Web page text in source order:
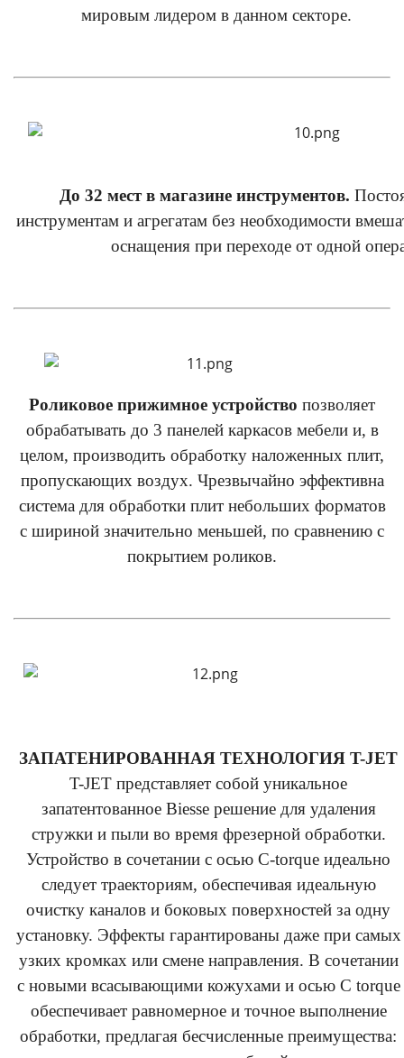
мировым лидером в данном секторе.
До 32 мест в магазине инструментов.
инструментам и агрегатам без необходимости
оснащения при переходе от одной
Роликовое прижимное устройство позволяет
обрабатывать до 3 панелей каркасов мебели и, в
целом, производить обработку наложенных плит,
пропускающих воздух. Чрезвычайно эффективна
система для обработки плит небольших форматов
с шириной значительно меньшей, по сравнению с
покрытием роликов.
ЗАПАТЕНИРОВАННАЯ ТЕХНОЛОГИЯ T-JET
T-JET представляет собой уникальное
запатентованное Biesse решение для удаления
стружки и пыли во время фрезерной обработки.
Устройство в сочетании с осью С-torque идеально
следует траекториям, обеспечивая идеальную
очистку каналов и боковых поверхностей за одну
установку. Эффекты гарантированы даже при самых
узких кромках или смене направления. В сочетании
с новыми всасывающими кожухами и осью С torque
обеспечивает равномерное и точное выполнение
обработки, предлагая бесчисленные преимущества: